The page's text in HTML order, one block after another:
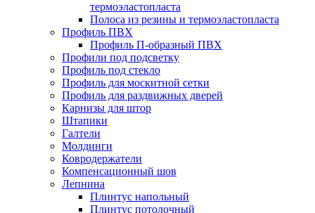
термоэластопласта
Полоса из резины и термоэластопласта
Профиль ПВХ
Профиль П-образный ПВХ
Профили под подсветку
Профиль под стекло
Профиль для москитной сетки
Профиль для раздвижных дверей
Карнизы для штор
Штапики
Галтели
Молдинги
Ковродержатели
Компенсационный шов
Лепнина
Плинтус напольный
Плинтус потолочный